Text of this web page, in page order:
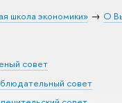
школа экономики» О
совет
совет